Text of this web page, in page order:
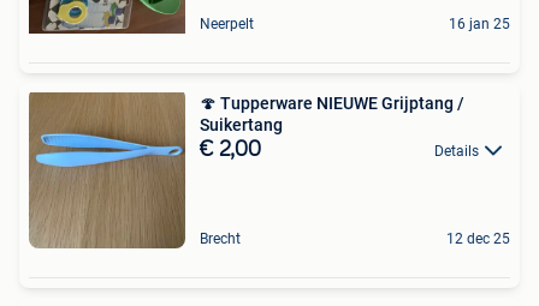
Neerpelt 16 jan 25
🍄 Tupperware NIEUWE Grijptang /
Suikertang
€ 2,00 Details
Brecht 12 dec 25